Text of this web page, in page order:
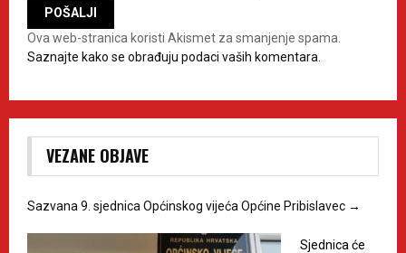
Ova web-stranica koristi Akismet za smanjenje spama.
Saznajte kako se obrađuju podaci vaših komentara.
VEZANE OBJAVE
Sazvana 9. sjednica Općinskog vijeća Općine Pribislavec →
Sjednica će